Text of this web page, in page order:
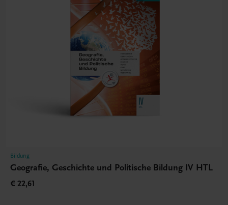
Bildung
Geografie, Geschichte und Politische Bildung IV HTL
€ 22,61